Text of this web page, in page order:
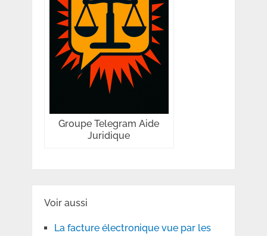
Groupe Telegram Aide
Juridique
Voir aussi
La facture électronique vue par les